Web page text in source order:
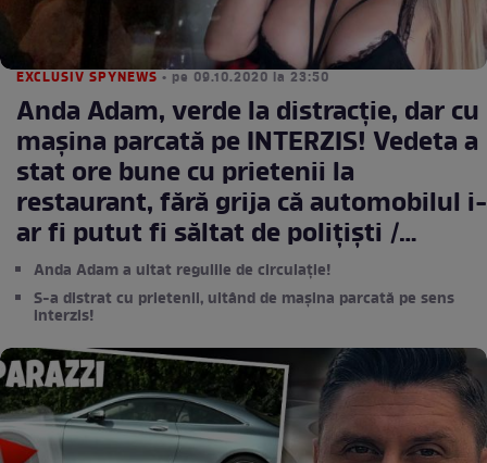
EXCLUSIV SPYNEWS • pe 09.10.2020 la 23:50
Anda Adam, verde la distracție, dar cu
mașina parcată pe INTERZIS! Vedeta a
stat ore bune cu prietenii la
restaurant, fără grija că automobilul i-
ar fi putut fi săltat de polițiști /
PAPARAZZI
Anda Adam a uitat regulile de circulație!
S-a distrat cu prietenii, uitând de mașina parcată pe sens
interzis!